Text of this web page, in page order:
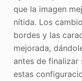
que la imagen
nítida. Los
bordes y las
mejorada,
antes de finalizar
estas